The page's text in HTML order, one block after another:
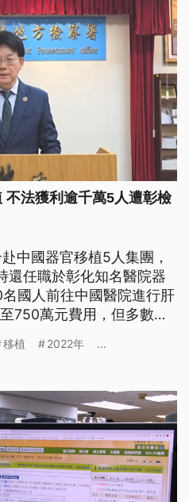
法獲利逾千萬5人遭彰檢
中國器官移植5人集團，
還任職於彰化知名醫院器
國人前往中國醫院進行肝
750萬元費用，但多數人
理，將集團成員提起公
移植 2022年 ...